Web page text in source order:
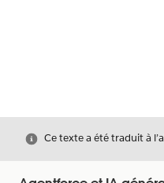
Fermer
Ce texte a été traduit à